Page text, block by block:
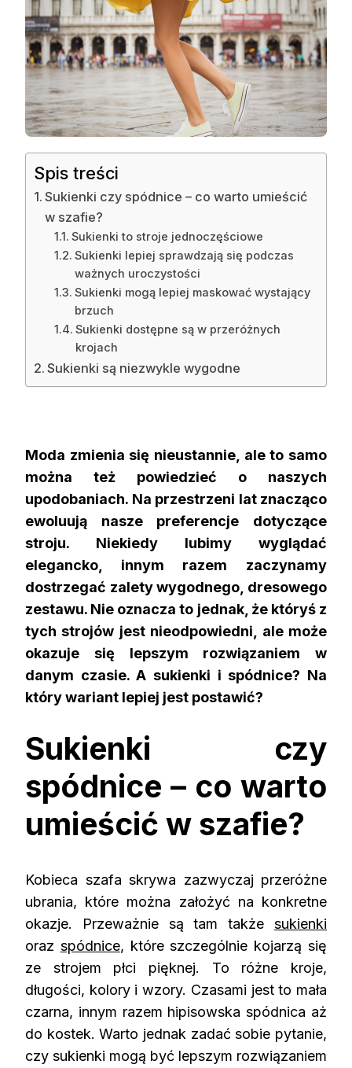
WYBOREM
NIŻ
SPÓDNICE?
Spis treści
Sukienki czy spódnice – co warto umieścić
w szafie?
Sukienki to stroje jednoczęściowe
Sukienki lepiej sprawdzają się podczas
ważnych uroczystości
Sukienki mogą lepiej maskować wystający
brzuch
Sukienki dostępne są w przeróżnych
krojach
Sukienki są niezwykle wygodne
Moda zmienia się nieustannie, ale to samo
można też powiedzieć o naszych
upodobaniach. Na przestrzeni lat znacząco
ewoluują nasze preferencje dotyczące
stroju. Niekiedy lubimy wyglądać
elegancko, innym razem zaczynamy
dostrzegać zalety wygodnego, dresowego
zestawu. Nie oznacza to jednak, że któryś z
tych strojów jest nieodpowiedni, ale może
okazuje się lepszym rozwiązaniem w
danym czasie. A sukienki ispódnice? Na
który wariant lepiej jest postawić?
Sukienki czy
spódnice – co warto
umieścić w szafie?
Kobieca szafa skrywa zazwyczaj przeróżne
ubrania, które można założyć na konkretne
okazje. Przeważnie są tam także sukienki
oraz spódnice, które szczególnie kojarzą się
ze strojem płci pięknej. To różne kroje,
długości, kolory i wzory. Czasami jest to mała
czarna, innym razem hipisowska spódnica aż
do kostek. Warto jednak zadać sobie pytanie,
czy sukienki mogą być lepszym rozwiązaniem